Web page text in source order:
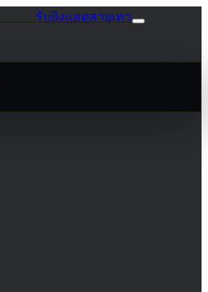
รับยิงแอดสายเทา